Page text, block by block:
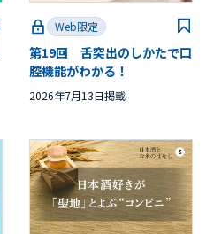
Web限定
第19回 舌突出のしかたで口
腔機能がわかる！
2026年7月13日掲載